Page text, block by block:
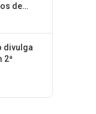
de
divulga
2ª